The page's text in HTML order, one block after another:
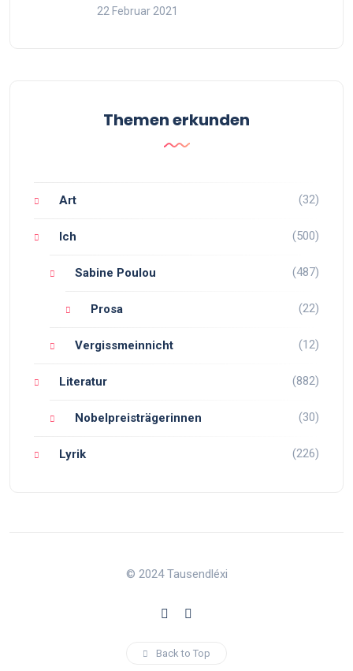
22 Februar 2021
Themen erkunden
Art (32)
Ich (500)
Sabine Poulou (487)
Prosa (22)
Vergissmeinnicht (12)
Literatur (882)
Nobelpreisträgerinnen (30)
Lyrik (226)
© 2024 Tausendléxi
Back to Top